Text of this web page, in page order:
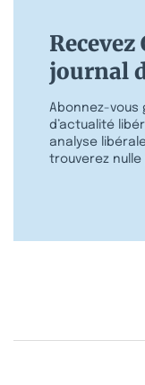
journal
Abonnez-vous
d’actualité
analyse
trouverez